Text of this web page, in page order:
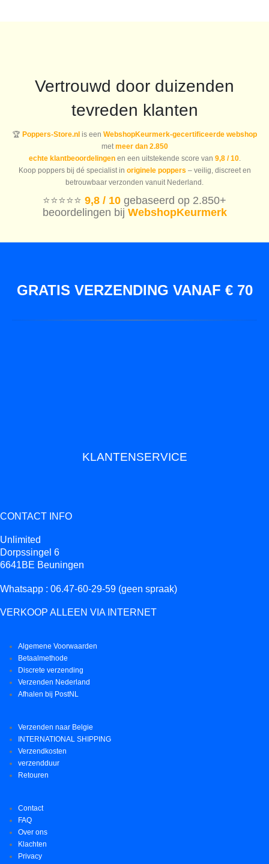
Vertrouwd door duizenden
tevreden klanten
🏆 Poppers-Store.nlis een WebshopKeurmerk-gecertificeerde webshop
met meer dan 2.850
echte klantbeoordelingenen een uitstekende score van 9,8 / 10.
Koop poppers bij dé specialist in originele poppers – veilig, discreet en
betrouwbaar verzonden vanuit Nederland.
⭐️⭐️⭐️⭐️⭐️ 9,8 / 10 gebaseerd op 2.850+
beoordelingen bij WebshopKeurmerk
GRATIS VERZENDING VANAF € 70
KLANTENSERVICE
CONTACT INFO
Unlimited
Dorpssingel 6
6641BE Beuningen
Whatsapp : 06.47-60-29-59 (geen spraak)
VERKOOP ALLEEN VIA INTERNET
Algemene Voorwaarden
Betaalmethode
Discrete verzending
Verzenden Nederland
Afhalen bij PostNL
Verzenden naar Belgie
INTERNATIONAL SHIPPING
Verzendkosten
verzendduur
Retouren
Contact
FAQ
Over ons
Klachten
Privacy